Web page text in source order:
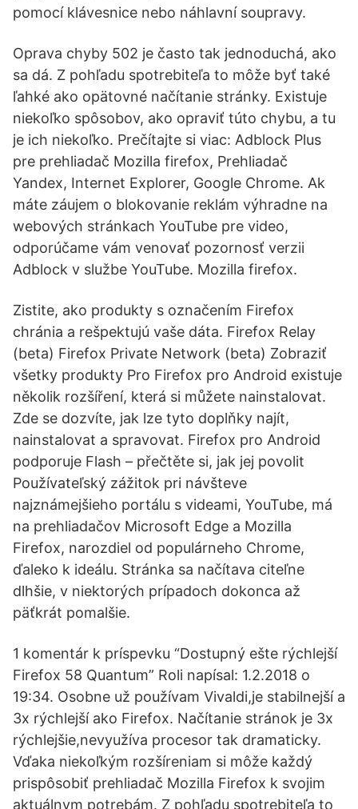
pomocí klávesnice nebo náhlavní soupravy.
Oprava chyby 502 je často tak jednoduchá, ako
sa dá. Z pohľadu spotrebiteľa to môže byť také
ľahké ako opätovné načítanie stránky. Existuje
niekoľko spôsobov, ako opraviť túto chybu, a tu
je ich niekoľko. Prečítajte si viac: Adblock Plus
pre prehliadač Mozilla firefox, Prehliadač
Yandex, Internet Explorer, Google Chrome. Ak
máte záujem o blokovanie reklám výhradne na
webových stránkach YouTube pre video,
odporúčame vám venovať pozornosť verzii
Adblock v službe YouTube. Mozilla firefox.
Zistite, ako produkty s označením Firefox
chránia a rešpektujú vaše dáta. Firefox Relay
(beta) Firefox Private Network (beta) Zobraziť
všetky produkty Pro Firefox pro Android existuje
několik rozšíření, která si můžete nainstalovat.
Zde se dozvíte, jak lze tyto doplňky najít,
nainstalovat a spravovat. Firefox pro Android
podporuje Flash – přečtěte si, jak jej povolit
Používateľský zážitok pri návšteve
najznámejšieho portálu s videami, YouTube, má
na prehliadačov Microsoft Edge a Mozilla
Firefox, narozdiel od populárneho Chrome,
ďaleko k ideálu. Stránka sa načítava citeľne
dlhšie, v niektorých prípadoch dokonca až
päťkrát pomalšie.
1 komentár k príspevku “Dostupný ešte rýchlejší
Firefox 58 Quantum” Roli napísal: 1.2.2018 o
19:34. Osobne už používam Vivaldi,je stabilnejší a
3x rýchlejší ako Firefox. Načítanie stránok je 3x
rýchlejšie,nevyužíva procesor tak dramaticky.
Vďaka niekoľkým rozšíreniam si môže každý
prispôsobiť prehliadač Mozilla Firefox k svojim
aktuálnym potrebám. Z pohľadu spotrebiteľa to